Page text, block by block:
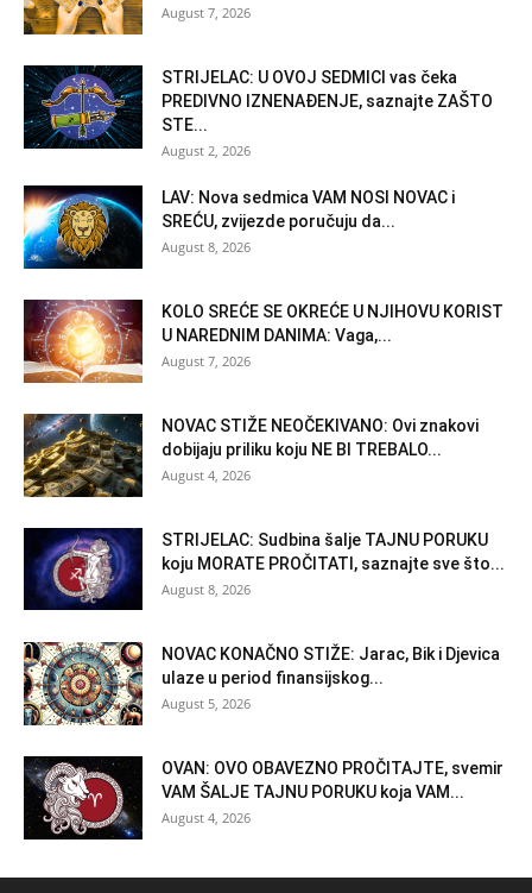
August 7, 2026
STRIJELAC: U OVOJ SEDMICI vas čeka
PREDIVNO IZNENAĐENJE, saznajte ZAŠTO
STE...
August 2, 2026
LAV: Nova sedmica VAM NOSI NOVAC i
SREĆU, zvijezde poručuju da...
August 8, 2026
KOLO SREĆE SE OKREĆE U NJIHOVU KORIST
U NAREDNIM DANIMA: Vaga,...
August 7, 2026
NOVAC STIŽE NEOČEKIVANO: Ovi znakovi
dobijaju priliku koju NE BI TREBALO...
August 4, 2026
STRIJELAC: Sudbina šalje TAJNU PORUKU
koju MORATE PROČITATI, saznajte sve što...
August 8, 2026
NOVAC KONAČNO STIŽE: Jarac, Bik i Djevica
ulaze u period finansijskog...
August 5, 2026
OVAN: OVO OBAVEZNO PROČITAJTE, svemir
VAM ŠALJE TAJNU PORUKU koja VAM...
August 4, 2026